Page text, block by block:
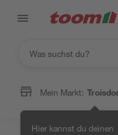
Mein Markt:
Hier kannst du deinen